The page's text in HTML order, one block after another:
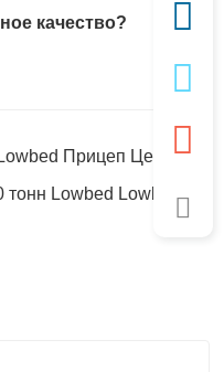
качество?
Прицеп Цена
Дальше. : Хорошее качество 40 тонн Lowbed Lowboy Прицепы